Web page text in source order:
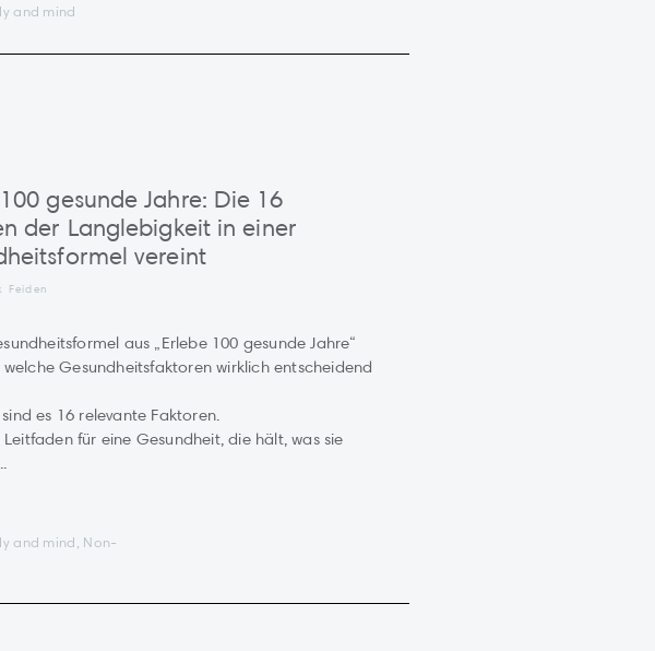
and mind
gesunde Jahre: Die 16
der Langlebigkeit in einer
vereint
Feiden
aus „Erlebe 100 gesunde Jahre“
welche Gesundheitsfaktoren wirklich entscheidend
es 16 relevante Faktoren.
Leitfaden für eine Gesundheit, die hält, was sie
and mind, Non-